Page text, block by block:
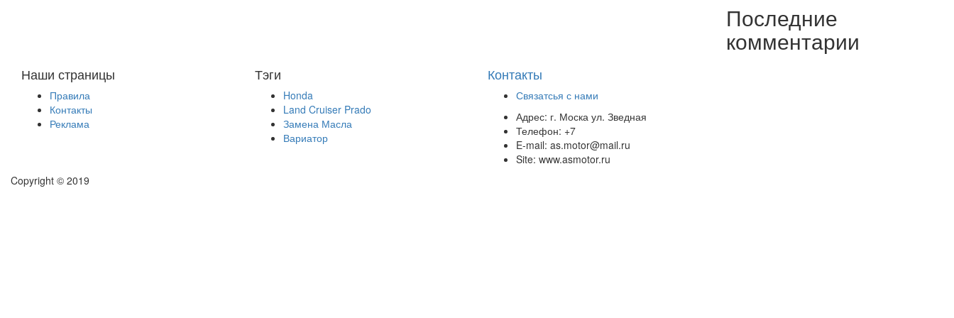
Последние
комментарии
Наши страницы
Правила
Контакты
Реклама
Тэги
Honda
Land Cruiser Prado
Замена Масла
Вариатор
Контакты
Связатсья с нами
Адрес: г. Моска ул. Зведная
Телефон: +7
E-mail: as.motor@mail.ru
Site: www.asmotor.ru
Copyright © 2019